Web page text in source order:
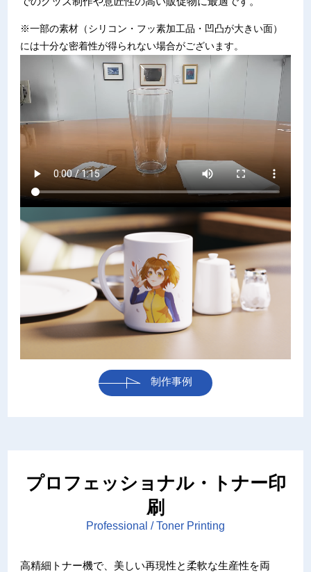
※一部の素材（シリコン・フッ素加工品・凹凸が大きい面）
には十分な密着性が得られない場合がございます。
制作事例
プロフェッショナル・トナー印
刷
Professional / Toner Printing
高精細トナー機で、美しい再現性と柔軟な生産性を両